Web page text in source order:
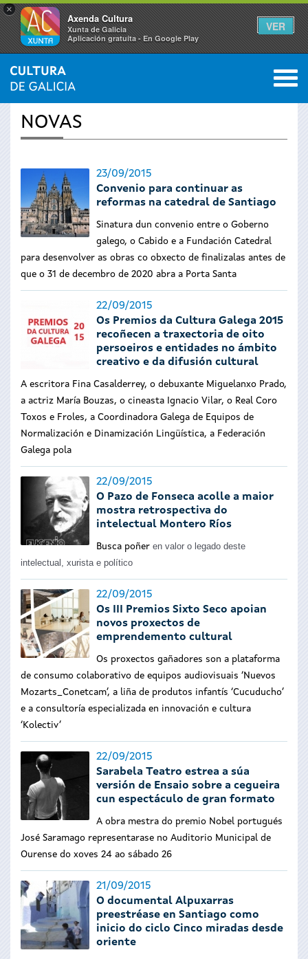
×
Axenda Cultura
Xunta de Galicia
Aplicación gratuíta - En Google Play
VER
Vostede
está
aquí
INICIO › ACTUALIDADE 0
NOVAS
23/09/2015
Convenio para continuar as
reformas na catedral de Santiago
Sinatura dun convenio entre o Goberno
galego, o Cabido e a Fundación Catedral
para desenvolver as obras co obxecto de finalizalas antes de
que o 31 de decembro de 2020 abra a Porta Santa
22/09/2015
Os Premios da Cultura Galega 2015
recoñecen a traxectoria de oito
persoeiros e entidades no ámbito
creativo e da difusión cultural
A escritora Fina Casalderrey, o debuxante Miguelanxo Prado,
a actriz María Bouzas, o cineasta Ignacio Vilar, o Real Coro
Toxos e Froles, a Coordinadora Galega de Equipos de
Normalización e Dinamización Lingüística, a Federación
Galega pola
22/09/2015
O Pazo de Fonseca acolle a maior
mostra retrospectiva do
intelectual Montero Ríos
Busca poñer en valor o legado deste
intelectual, xurista e político
22/09/2015
Os III Premios Sixto Seco apoian
novos proxectos de
emprendemento cultural
Os proxectos gañadores son a plataforma
de consumo colaborativo de equipos audiovisuais ‘Nuevos
Mozarts_Conetcam’, a liña de produtos infantís ‘Cucuducho’
e a consultoría especializada en innovación e cultura
‘Kolectiv’
22/09/2015
Sarabela Teatro estrea a súa
versión de Ensaio sobre a cegueira
cun espectáculo de gran formato
A obra mestra do premio Nobel portugués
José Saramago representarase no Auditorio Municipal de
Ourense do xoves 24 ao sábado 26
21/09/2015
O documental Alpuxarras
preestréase en Santiago como
inicio do ciclo Cinco miradas desde
oriente